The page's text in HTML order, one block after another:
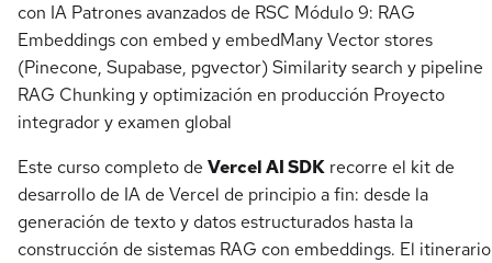
con IA Patrones avanzados de RSC Módulo 9: RAG
Embeddings con embed y embedMany Vector stores
(Pinecone, Supabase, pgvector) Similarity search y pipeline
RAG Chunking y optimización en producción Proyecto
integrador y examen global
Este curso completo de Vercel AI SDK recorre el kit de
desarrollo de IA de Vercel de principio a fin: desde la
generación de texto y datos estructurados hasta la
construcción de sistemas RAG con embeddings. El itinerario